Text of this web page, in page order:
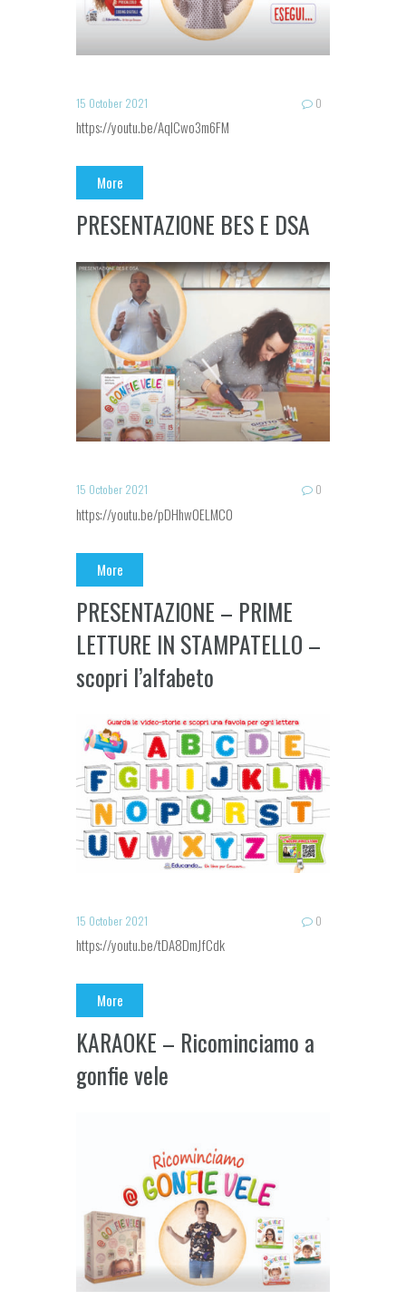
15 October 2021 0
https://youtu.be/AqlCwo3m6FM
More
PRESENTAZIONE BES E DSA
15 October 2021 0
https://youtu.be/pDHhw0ELMC0
More
PRESENTAZIONE – PRIME
LETTURE IN STAMPATELLO –
scopri l’alfabeto
15 October 2021 0
https://youtu.be/tDA8DmJfCdk
More
KARAOKE – Ricominciamo a
gonfie vele